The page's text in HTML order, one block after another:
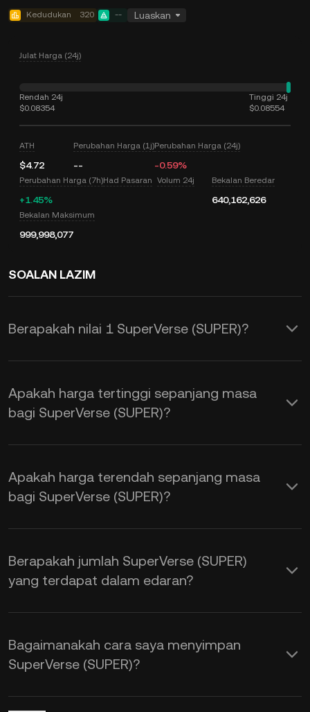
Kedudukan 320 -- Luaskan
Julat Harga (24j)
Rendah 24j
$0.08354
Tinggi 24j
$0.08554
ATH
$4.72
Perubahan Harga (1j)
--
Perubahan Harga (24j)
-0.59%
Perubahan Harga (7h)
+1.45%
Had Pasaran Volum 24j Bekalan Beredar
640,162,626
Bekalan Maksimum
999,998,077
SOALAN LAZIM
Berapakah nilai 1 SuperVerse (SUPER)?
KuCoin menyediakan pengemasan kini
harga USD masa nyata untuk
SuperVerse (SUPER). Harga SuperVerse
pasaran. Gunakan Kalkulator KuCoin
untuk mendapatkan kadar pertukaran
SUPER kepada USDmasa nyata.
Apakah harga tertinggi sepanjang masa
bagi SuperVerse (SUPER)?
Apakah harga terendah sepanjang masa
bagi SuperVerse (SUPER)?
Berapakah jumlah SuperVerse (SUPER)
yang terdapat dalam edaran?
Bagaimanakah cara saya menyimpan
SuperVerse (SUPER)?